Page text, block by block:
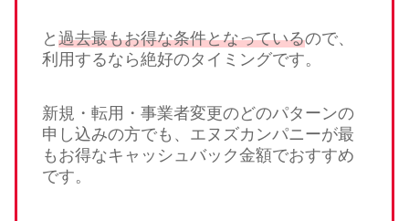
と 過去最もお得な条件となっているので、
利用するなら絶好のタイミングです。
新規・転用・事業者変更のどのパターンの
申し込みの方でも、エヌズカンパニーが最
もお得なキャッシュバック金額でおすすめ
です。